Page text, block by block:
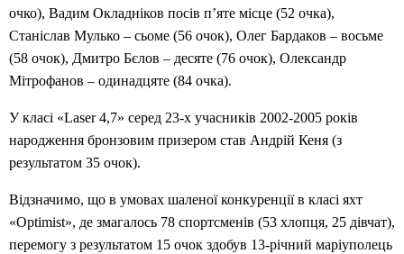
очко), Вадим Окладніков посів п’яте місце (52 очка),
Станіслав Мулько – сьоме (56 очок), Олег Бардаков – восьме
(58 очок), Дмитро Бєлов – десяте (76 очок), Олександр
Мітрофанов – одинадцяте (84 очка).
У класі «Laser 4,7» серед 23-х учасників 2002-2005 років
народження бронзовим призером став Андрій Кеня (з
результатом 35 очок).
Відзначимо, що в умовах шаленої конкуренції в класі яхт
«Optimist», де змагалось 78 спортсменів (53 хлопця, 25 дівчат),
перемогу з результатом 15 очок здобув 13-річний маріуполець